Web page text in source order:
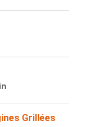
Grillées